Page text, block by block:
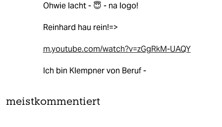
Ohwie lacht - 😇 - na logo!
Reinhard hau rein!=>
m.youtube.com/watch?v=zGgRkM-UAQY
Ich bin Klempner von Beruf -
meistkommentiert